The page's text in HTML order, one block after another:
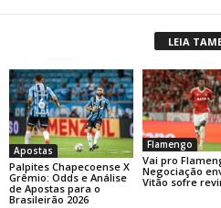
LEIA
Apostas
Palpites Chapecoense X
Grêmio: Odds e Análise
de Apostas para o
Brasileirão 2026
Flamengo
Vai pro
Negociação
Vitão sofre